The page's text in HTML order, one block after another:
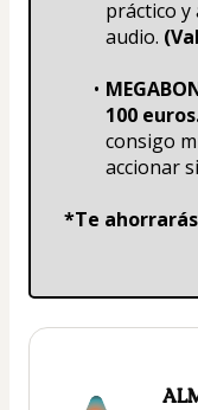
práctico y
audio.
100
consigo
accionar
*Te